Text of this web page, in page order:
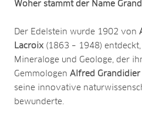
Woher stammt der Name
Der Edelstein wurde 1902 von
Lacroix (1863 – 1948)
Mineraloge und Geologe, der
Gemmologen Alfred Grandidier
seine innovative
bewunderte.